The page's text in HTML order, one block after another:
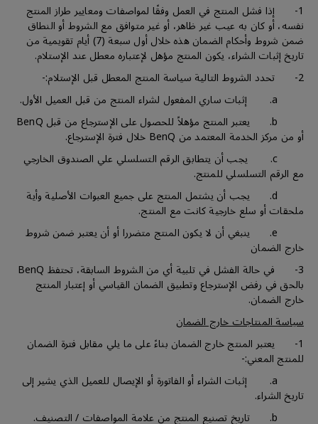
1- إذا فشل المنتج في العمل وفقًا لمواصفات ومعايير طراز المنتج
نفسه، أو كان به عيب غير ظاهر، أو غير متوافق مع الشروط أو النطاق
ضمن شروط وأحكام الضمان هذه خلال أول سبعة (7) أيام تقويمية من
تاريخ إثبات الشراء، يكون المنتج مؤهل لإعتباره معطل عند الإستلام.
2- تحدد الشروط التالية سياسة المنتج المعطل قبل الإستلام:-
b. يعتبر المنتج مؤهلاً للحصول على الإسترجاع من قبل BenQ
أو من مركز الخدمة المعتمد من BenQ خلال فترة الإسترجاع.
c. يجب أن يتطابق الرقم التسلسلي علي الصندوق الخارجي
مع الرقم التسلسلي للمنتج.
d. يجب أن يشتمل المنتج على جميع العبوات الأصلية وأية
ملحقات أو سلع خارجية كانت مع المنتج.
e. ينبغي أن لا يكون المنتج متضررا أو أن يعتبر ضمن شروط
خارج الضمان
3- في حالة الفشل في تلبية أي من الشروط السابقة، تحتفظ BenQ
بالحق في رفض الإسترجاع وتطبيق الضمان القياسي أو إعتبار المنتج
خارج الضمان.
سياسة المنتاجات خارج الضمان
1- يعتبر المنتج خارج الضمان بناءً على ما يلي مقابل فترة الضمان
للمنتج المعني:-
a. إثبات الشراء أو الفاتورة أو الإيصال للعميل الذي يشير إلى
تاريخ الشراء.